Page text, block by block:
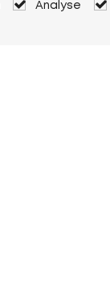
Analyse